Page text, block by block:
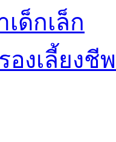
ด็กเล็ก
งเลี้ยงชีพ